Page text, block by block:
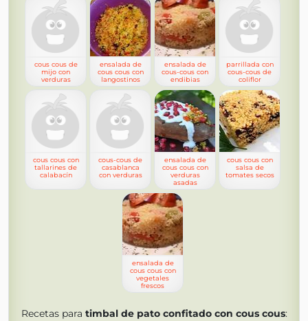
cous cous de
mijo con
verduras
ensalada de
cous cous con
langostinos
ensalada de
cous-cous con
endibias
parrillada con
cous-cous de
coliflor
cous cous con
tallarines de
calabacín
cous-cous de
casablanca
con verduras
ensalada de
cous cous con
verduras
asadas
cous cous con
salsa de
tomates secos
ensalada de
cous cous con
vegetales
frescos
Recetas para timbal de pato confitado con cous cous: